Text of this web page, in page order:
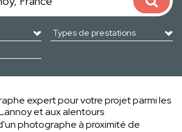
expert pour votre projet parmi les
et aux alentours
photographe à proximité de